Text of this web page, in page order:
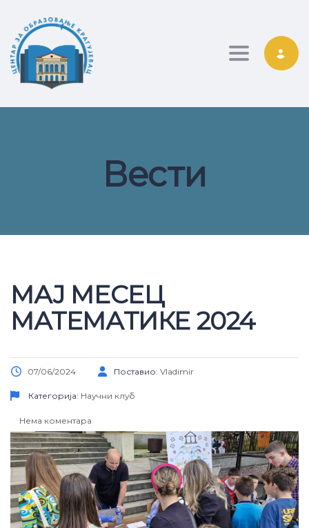
Toggle
Вести
МАЈ МЕСЕЦ
МАТЕМАТИКЕ 2024
07/06/2024 Поставио: Vladimir
Категорија: Научни клуб
Нема коментара